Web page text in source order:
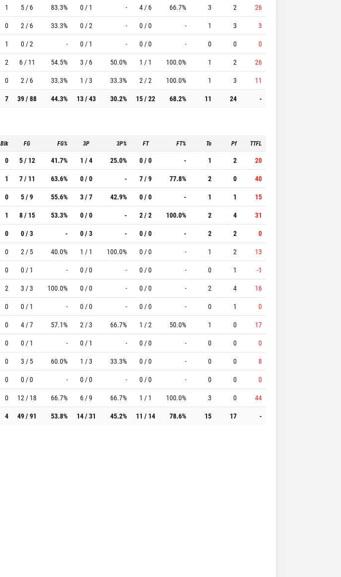
1 5 / 6 83.3% 0 / 1 - 4 / 6 66.7% 3 2
26
0 2 / 6 33.3% 0 / 2 - 0 / 0 - 1 3
3
1 0 / 2 - 0 / 1 - 0 / 0 - 0 0
0
2 6 / 11 54.5% 3 / 6 50.0% 1 / 1 100.0% 1 2
26
0 2 / 6 33.3% 1 / 3 33.3% 2 / 2 100.0% 1 3
11
7 39 / 88 44.3% 13 / 43 30.2% 15 / 22 68.2% 11 24 -
Blk FG FG% 3P 3P% FT FT% To Pf TTFL
0 5 / 12 41.7% 1 / 4 25.0% 0 / 0 - 1 2
20
1 7 / 11 63.6% 0 / 0 - 7 / 9 77.8% 2 0
40
0 5 / 9 55.6% 3 / 7 42.9% 0 / 0 - 1 1
15
1 8 / 15 53.3% 0 / 0 - 2 / 2 100.0% 2 4
31
0 0 / 3 - 0 / 3 - 0 / 0 - 2 2
0
0 2 / 5 40.0% 1 / 1 100.0% 0 / 0 - 1 2
13
0 0 / 1 - 0 / 0 - 0 / 0 - 0 1
-1
2 3 / 3 100.0% 0 / 0 - 0 / 0 - 2 4
16
0 0 / 1 - 0 / 0 - 0 / 0 - 0 1
0
0 4 / 7 57.1% 2 / 3 66.7% 1 / 2 50.0% 1 0
17
0 0 / 1 - 0 / 1 - 0 / 0 - 0 0
0
0 3 / 5 60.0% 1 / 3 33.3% 0 / 0 - 0 0
8
0 0 / 0 - 0 / 0 - 0 / 0 - 0 0
0
0 12 / 18 66.7% 6 / 9 66.7% 1 / 1 100.0% 3 0
44
4 49 / 91 53.8% 14 / 31 45.2% 11 / 14 78.6% 15 17 -